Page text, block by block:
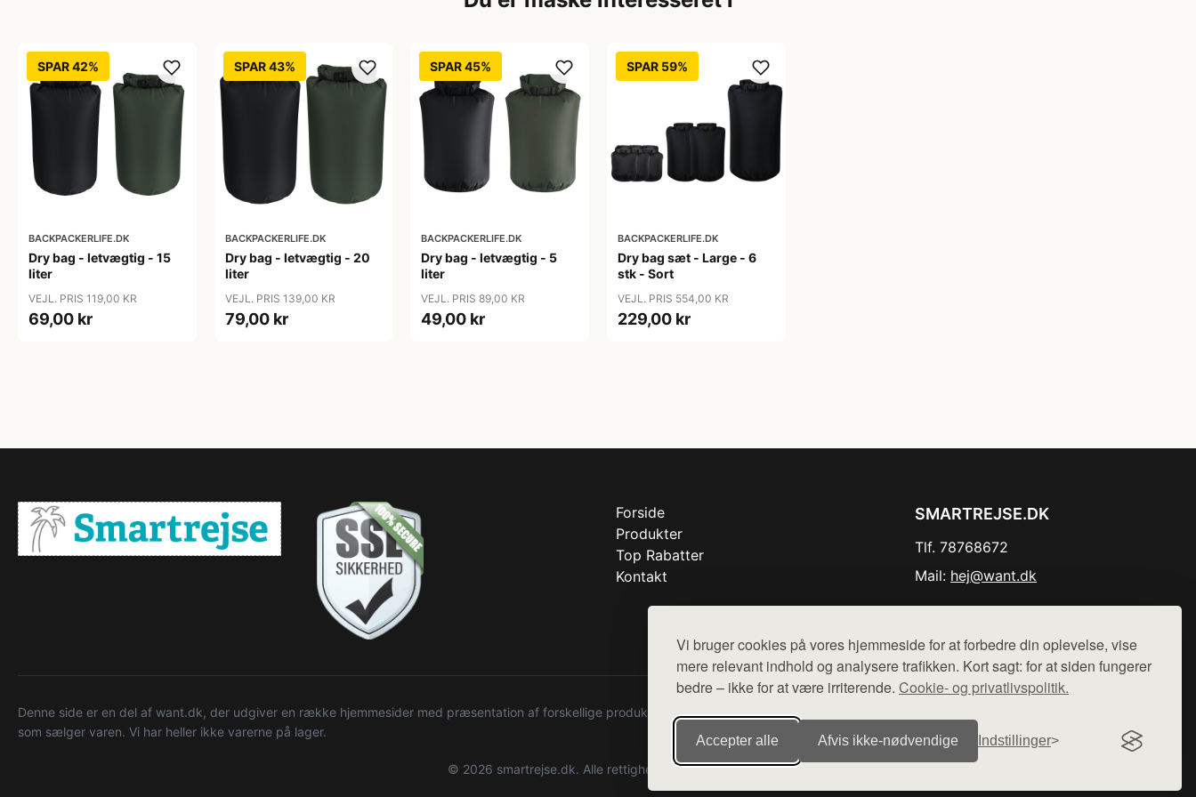
Vi bruger cookies på vores hjemmeside for at forbedre din oplevelse, vise
mere relevant indhold og analysere trafikken. Kort sagt: for at siden fungerer
bedre – ikke for at være irriterende. Cookie- og privatlivspolitik.
Accepter alle Afvis ikke‑nødvendige Indstillinger
SPAR 42%
BACKPACKERLIFE.DK
Dry bag - letvægtig - 15
liter
VEJL. PRIS 119,00 KR
69,00 kr
SPAR 43%
BACKPACKERLIFE.DK
Dry bag - letvægtig - 20
liter
VEJL. PRIS 139,00 KR
79,00 kr
SPAR 45%
BACKPACKERLIFE.DK
Dry bag - letvægtig - 5
liter
VEJL. PRIS 89,00 KR
49,00 kr
SPAR 59%
BACKPACKERLIFE.DK
Dry bag sæt - Large - 6
stk - Sort
VEJL. PRIS 554,00 KR
229,00 kr
Forside
Produkter
Top Rabatter
Kontakt
SMARTREJSE.DK
Tlf. 78768672
Mail: hej@want.dk
Denne side er en del af want.dk, der udgiver en række hjemmesider med præsentation af forskellige produkter fra diverse webshops. Der sælges ikke varer fra denne side - vi henviser til de shops,
som sælger varen. Vi har heller ikke varerne på lager.
© 2026 smartrejse.dk. Alle rettigheder forbeholdes.